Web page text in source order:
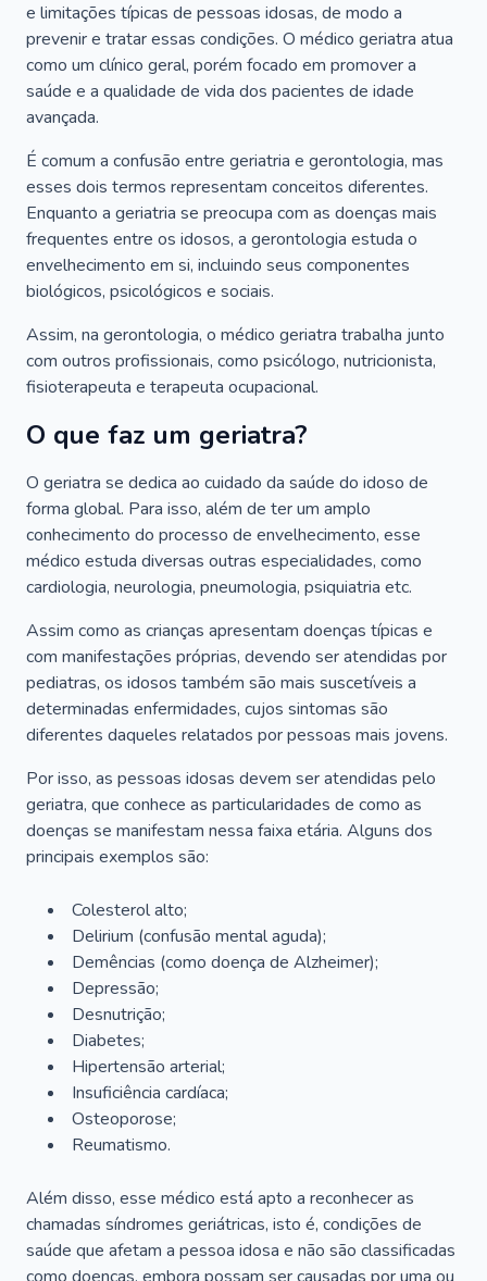
e limitações típicas de pessoas idosas, de modo a
prevenir e tratar essas condições. O médico geriatra atua
como um clínico geral, porém focado em promover a
saúde e a qualidade de vida dos pacientes de idade
avançada.
É comum a confusão entre geriatria e gerontologia, mas
esses dois termos representam conceitos diferentes.
Enquanto a geriatria se preocupa com as doenças mais
frequentes entre os idosos, a gerontologia estuda o
envelhecimento em si, incluindo seus componentes
biológicos, psicológicos e sociais.
Assim, na gerontologia, o médico geriatra trabalha junto
com outros profissionais, como psicólogo, nutricionista,
fisioterapeuta e terapeuta ocupacional.
O que faz um geriatra?
O geriatra se dedica ao cuidado da saúde do idoso de
forma global. Para isso, além de ter um amplo
conhecimento do processo de envelhecimento, esse
médico estuda diversas outras especialidades, como
cardiologia, neurologia, pneumologia, psiquiatria etc.
Assim como as crianças apresentam doenças típicas e
com manifestações próprias, devendo ser atendidas por
pediatras, os idosos também são mais suscetíveis a
determinadas enfermidades, cujos sintomas são
diferentes daqueles relatados por pessoas mais jovens.
Por isso, as pessoas idosas devem ser atendidas pelo
geriatra, que conhece as particularidades de como as
doenças se manifestam nessa faixa etária. Alguns dos
principais exemplos são:
Colesterol alto;
Delirium (confusão mental aguda);
Demências (como doença de Alzheimer);
Depressão;
Desnutrição;
Diabetes;
Hipertensão arterial;
Insuficiência cardíaca;
Osteoporose;
Reumatismo.
Além disso, esse médico está apto a reconhecer as
chamadas síndromes geriátricas, isto é, condições de
saúde que afetam a pessoa idosa e não são classificadas